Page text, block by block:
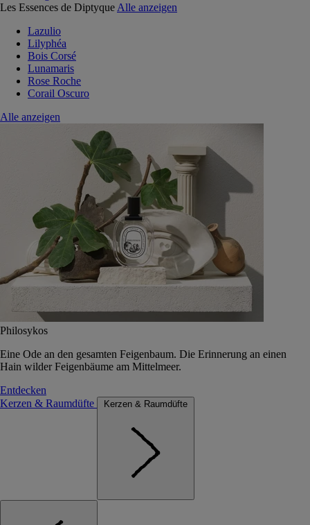
Les Essences de Diptyque Alle anzeigen
Lazulio
Lilyphéa
Bois Corsé
Lunamaris
Rose Roche
Corail Oscuro
Alle anzeigen
Philosykos
Eine Ode an den gesamten Feigenbaum. Die Erinnerung an einen
Hain wilder Feigenbäume am Mittelmeer.
Entdecken
Kerzen & Raumdüfte
Kerzen & Raumdüfte